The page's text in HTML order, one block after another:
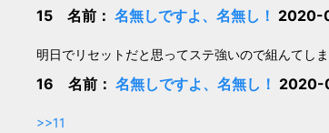
15 名前： 名無しですよ、名無し！ 2020-
明日でリセットだと思ってステ強いので組んてし
16 名前： 名無しですよ、名無し！ 2020-
>>11